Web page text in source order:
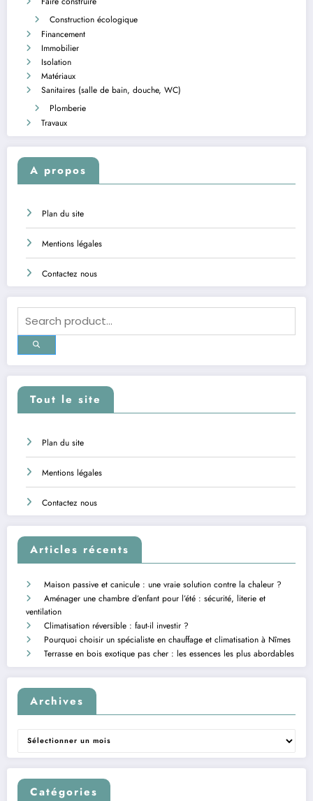
Construction écologique
Financement
Immobilier
Isolation
Matériaux
Sanitaires (salle de bain, douche, WC)
Plomberie
Travaux
A propos
Plan du site
Mentions légales
Contactez nous
Tout le site
Plan du site
Mentions légales
Contactez nous
Articles récents
Maison passive et canicule : une vraie solution contre la chaleur ?
Aménager une chambre d’enfant pour l’été : sécurité, literie et
ventilation
Climatisation réversible : faut-il investir ?
Pourquoi choisir un spécialiste en chauffage et climatisation à Nîmes
Terrasse en bois exotique pas cher : les essences les plus abordables
Archives
Archives
Catégories